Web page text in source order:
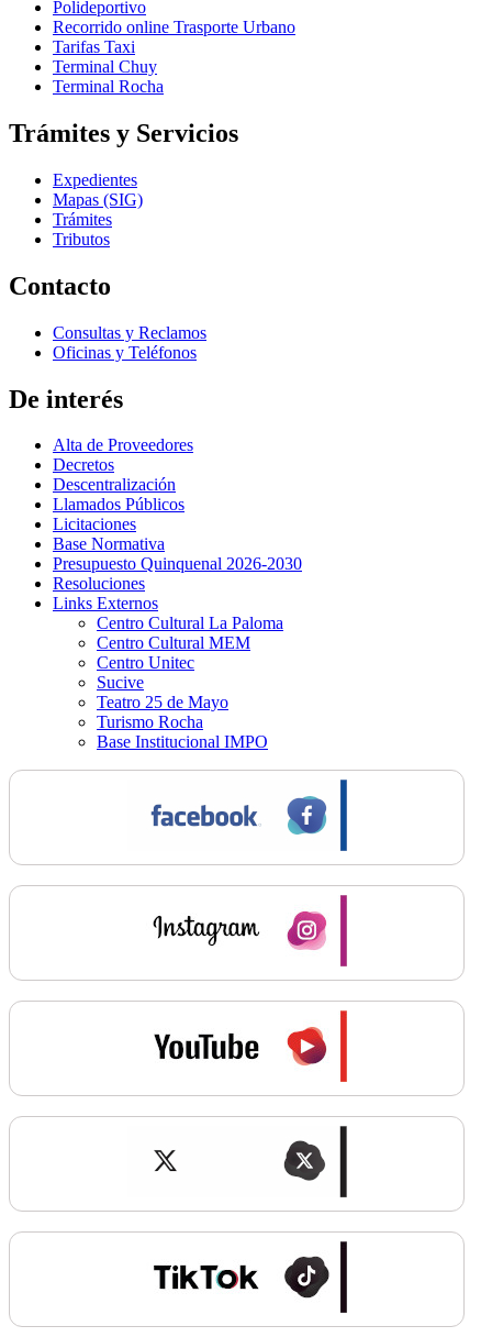
Polideportivo
Recorrido online Trasporte Urbano
Tarifas Taxi
Terminal Chuy
Terminal Rocha
Trámites y Servicios
Expedientes
Mapas (SIG)
Trámites
Tributos
Contacto
Consultas y Reclamos
Oficinas y Teléfonos
De interés
Alta de Proveedores
Decretos
Descentralización
Llamados Públicos
Licitaciones
Base Normativa
Presupuesto Quinquenal 2026-2030
Resoluciones
Links Externos
Centro Cultural La Paloma
Centro Cultural MEM
Centro Unitec
Sucive
Teatro 25 de Mayo
Turismo Rocha
Base Institucional IMPO